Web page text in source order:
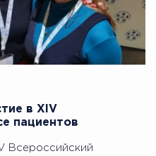
в ХIV
пациентов
Всероссийский